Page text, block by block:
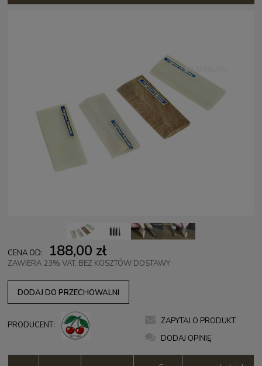
CENA OD: 188,00 zł
ZAWIERA 23% VAT, BEZ KOSZTÓW DOSTAWY
DODAJ DO PRZECHOWALNI
PRODUCENT:
ZAPYTAJ O PRODUKT
DODAJ OPINIĘ